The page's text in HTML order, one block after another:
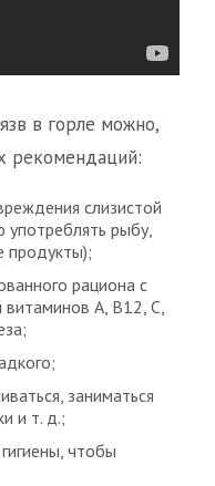
в горле можно,
рекомендаций:
слизистой
рыбу,
продукты);
рациона с
А, B12, C,
заниматься
и т. д.;
чтобы